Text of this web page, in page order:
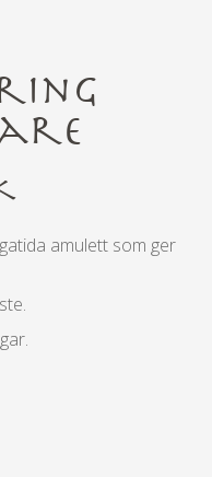
amulett som ger